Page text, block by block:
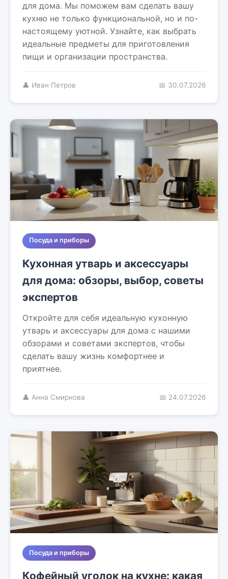
для дома. Мы поможем вам сделать вашу
кухню не только функциональной, но и по-
настоящему уютной. Узнайте, как выбрать
идеальные предметы для приготовления
пищи и организации пространства.
👤 Иван Петров 📅 30.07.2026
Посуда и приборы
Кухонная утварь и аксессуары
для дома: обзоры, выбор, советы
экспертов
Откройте для себя идеальную кухонную
утварь и аксессуары для дома с нашими
обзорами и советами экспертов, чтобы
сделать вашу жизнь комфортнее и
приятнее.
👤 Анна Смирнова 📅 24.07.2026
Посуда и приборы
Кофейный уголок на кухне: какая